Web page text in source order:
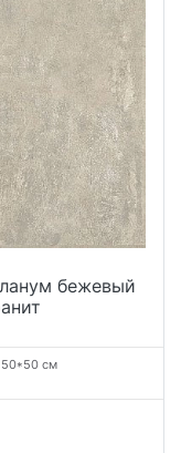
бежевый
50*50 см